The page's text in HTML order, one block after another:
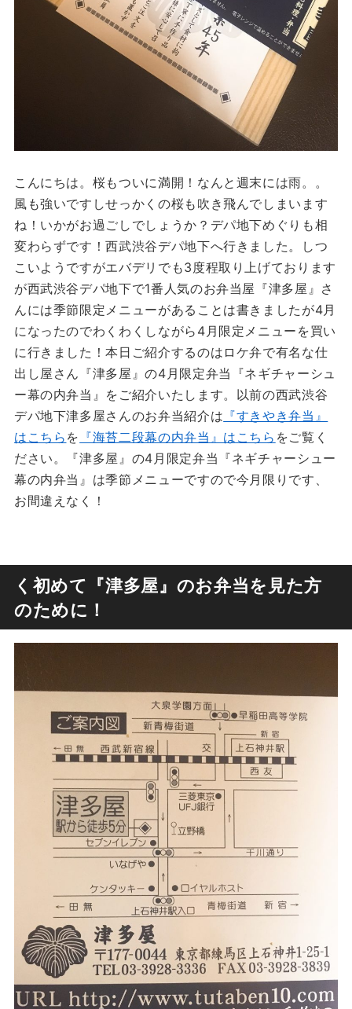
こんにちは。桜もついに満開！なんと週末には雨。。
風も強いですしせっかくの桜も吹き飛んでしまいます
ね！いかがお過ごしでしょうか？デパ地下めぐりも相
変わらずです！西武渋谷デパ地下へ行きました。しつ
こいようですがエバデリでも3度程取り上げております
が西武渋谷デパ地下で1番人気のお弁当屋『津多屋』さ
んには季節限定メニューがあることは書きましたが4月
になったのでわくわくしながら4月限定メニューを買い
に行きました！本日ご紹介するのはロケ弁で有名な仕
出し屋さん『津多屋』の4月限定弁当『ネギチャーシュ
ー幕の内弁当』をご紹介いたします。以前の西武渋谷
デパ地下津多屋さんのお弁当紹介は 『すきやき弁当』
はこちら を 『海苔二段幕の内弁当』はこちら をご覧く
ださい。『津多屋』の4月限定弁当『ネギチャーシュー
幕の内弁当』は季節メニューですので今月限りです、
お間違えなく！
く初めて『津多屋』のお弁当を見た方
のために！